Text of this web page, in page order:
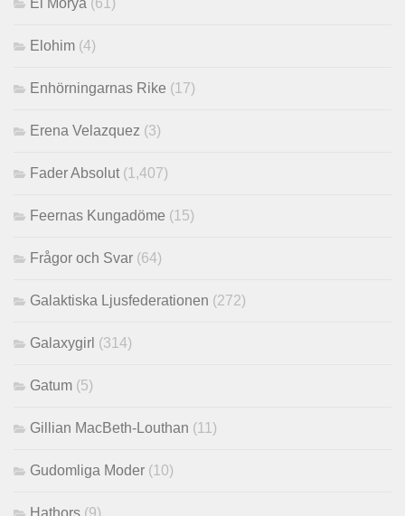
Elohim (4)
Enhörningarnas Rike (17)
Erena Velazquez (3)
Fader Absolut (1,407)
Feernas Kungadöme (15)
Frågor och Svar (64)
Galaktiska Ljusfederationen (272)
Galaxygirl (314)
Gatum (5)
Gillian MacBeth-Louthan (11)
Gudomliga Moder (10)
Hathors (9)